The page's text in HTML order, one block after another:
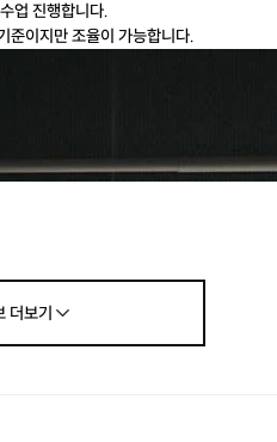
업 진행합니다.
준이지만 조율이 가능합니다.
더보기